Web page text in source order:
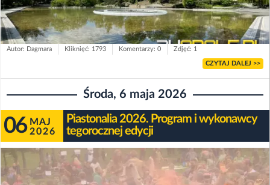
Autor: Dagmara Kliknięć: 1793 Komentarzy: 0 Zdjęć: 1
CZYTAJ DALEJ >>
Środa, 6 maja 2026
06 MAJ
2026
Piastonalia 2026. Program i wykonawcy
tegorocznej edycji